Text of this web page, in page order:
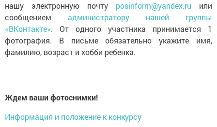
нашу электронную почту posinform@yandex.ru или
сообщением администратору нашей группы
«ВКонтакте». От одного участника принимается 1
фотография. В письме обязательно укажите имя,
фамилию, возраст и хобби ребенка.
Ждем ваши фотоснимки!
Информация и положение к конкурсу